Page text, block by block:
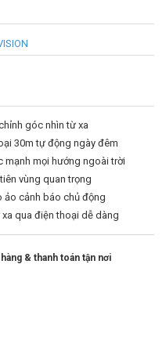
góc nhìn từ xa
30m tự động ngày đêm
mạnh mọi hướng ngoài trời
vùng quan trọng
ảo cảnh báo chủ động
qua điện thoại dễ dàng
& thanh toán tận nơi